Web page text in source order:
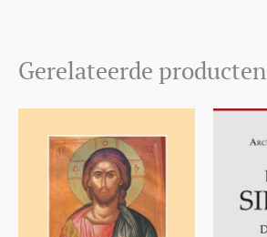
Gerelateerde producten
€9,99
tot
€14,99
product
meerdere
variaties.